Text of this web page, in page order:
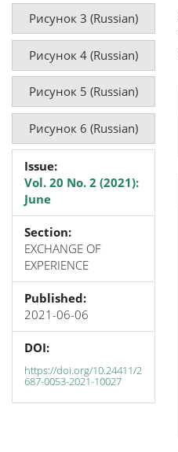
Рисунок 3 (Russian)
Рисунок 4 (Russian)
Рисунок 5 (Russian)
Рисунок 6 (Russian)
Issue:
Vol. 20 No. 2 (2021):
June
Section:
EXCHANGE OF
EXPERIENCE
Published:
2021-06-06
DOI:
https://doi.org/10.24411/2
687-0053-2021-10027